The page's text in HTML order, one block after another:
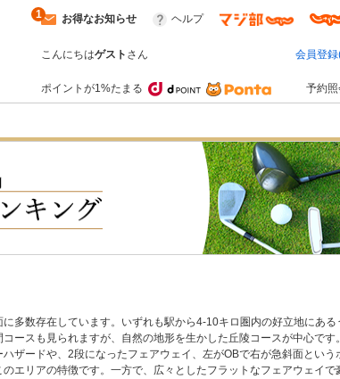
お得なお知らせ
1 ヘルプ
こんにちはゲスト さん 会員登
ポイントが1%たまる 予約
多数存在しています。いずれも駅から4-10キロ圏内の好立地にある
ースも見られますが、自然の地形を生かした丘陵コースが中心です
ザードや、2段になったフェアウェイ、左がOBで右が急斜面という
エリアの特徴です。一方で、広々としたフラットなフェアウェイで